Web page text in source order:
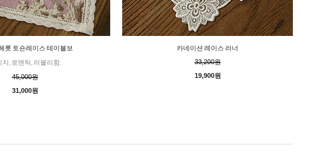
롯 토숀레이스 테이블보
지, 로맨틱, 러블리함.
45,000원
31,000원
카네이션 레이스 러너
33,200원
19,900원